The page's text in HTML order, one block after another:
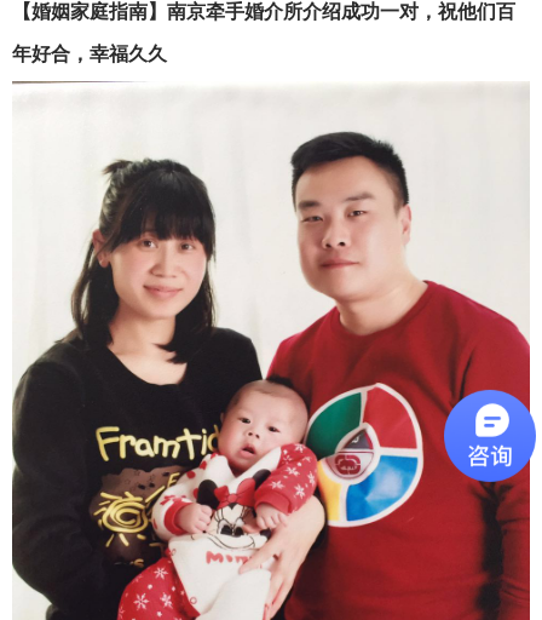
【婚姻家庭指南】南京牵手婚介所介绍成功一对，祝他们百
年好合，幸福久久